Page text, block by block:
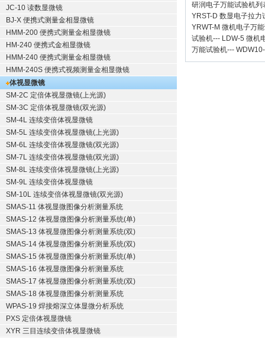
JC-10 读数显微镜
BJ-X 便携式测量金相显微镜
HMM-200 便携式测量金相显微镜
HM-240 便携式金相显微镜
HMM-240 便携式测量金相显微镜
HMM-240S 便携式视频测量金相显微镜
体视显微镜
SM-2C 定倍体视显微镜(上光源)
SM-3C 定倍体视显微镜(双光源)
SM-4L 连续变倍体视显微镜
SM-5L 连续变倍体视显微镜(上光源)
SM-6L 连续变倍体视显微镜(双光源)
SM-7L 连续变倍体视显微镜(双光源)
SM-8L 连续变倍体视显微镜(上光源)
SM-9L 连续变倍体视显微镜
SM-10L 连续变倍体视显微镜(双光源)
SMAS-11 体视显微图像分析测量系统
SMAS-12 体视显微图像分析测量系统(单)
SMAS-13 体视显微图像分析测量系统(双)
SMAS-14 体视显微图像分析测量系统(双)
SMAS-15 体视显微图像分析测量系统(单)
SMAS-16 体视显微图像分析测量系统
SMAS-17 体视显微图像分析测量系统(双)
SMAS-18 体视显微图像分析测量系统
WPAS-19 焊接熔深立体显微分析系统
PXS 定倍体视显微镜
XYR 三目连续变倍体视显微镜
研润电子万能试验机列
YRST-D 数显电子拉力
YRWT-M 微机电子万
试验机--- LDW-5 微机
万能试验机---